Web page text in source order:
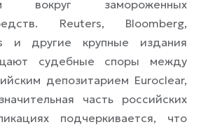
вокруг замороженных
Reuters, Bloomberg,
и другие крупные издания
судебные споры между
депозитарием Euroclear,
часть российских
подчеркивается, что